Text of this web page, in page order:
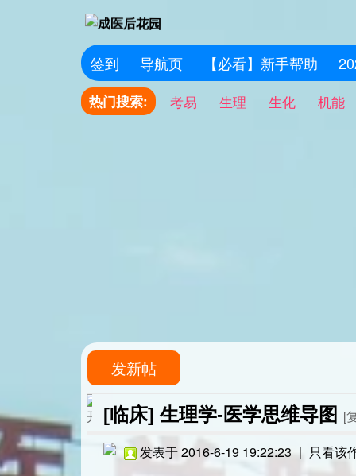
签到 导航页 【必看】新手帮助
热门搜索: 考易 生理 生化 机能
发新帖
[临床] 生理学-医学思维导图 [
发表于 2016-6-19 19:22:23 | 只看该